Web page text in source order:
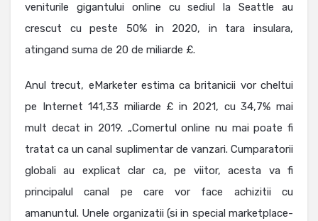
veniturile gigantului online cu sediul la Seattle au
crescut cu peste 50% in 2020, in tara insulara,
atingand suma de 20 de miliarde £.
Anul trecut, eMarketer estima ca britanicii vor cheltui
pe Internet 141,33 miliarde £ in 2021, cu 34,7% mai
mult decat in 2019. „Comertul online nu mai poate fi
tratat ca un canal suplimentar de vanzari. Cumparatorii
globali au explicat clar ca, pe viitor, acesta va fi
principalul canal pe care vor face achizitii cu
amanuntul. Unele organizatii (si in special marketplace-